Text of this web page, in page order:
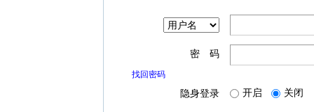
密 码
找回密码
隐身登录 开启 关闭